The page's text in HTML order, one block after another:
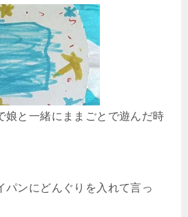
娘と一緒にままごとで遊んだ時
パンにどんぐりを入れて言っ